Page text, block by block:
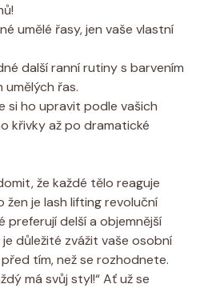
umělé řasy, jen vaše vlastní
další ranní rutiny s barvením
umělých řas.
si ho upravit podle vašich
křivky až po dramatické
že každé tělo reaguje
žen je lash lifting revoluční
preferují delší a objemnější
důležité zvážit vaše osobní
tím, než se rozhodnete.
má svůj styl!“ Ať už se